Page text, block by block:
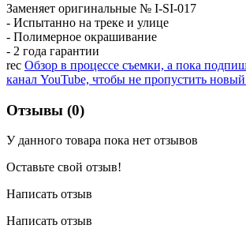
Заменяет оригинальные № I-SI-017
- Испытанно на треке и улице
- Полимерное окрашивание
- 2 года гарантии
rec Обзор в процессе съемки, а пока
канал YouTube, чтобы не пропустить
Отзывы (0)
У данного товара пока нет отзывов
Оставьте свой отзыв!
Написать отзыв
Написать отзыв